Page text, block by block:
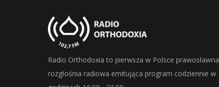
Radio Orthodoxia to pierwsza w Polsce prawosławna
rozgłośnia radiowa emitująca program codziennie w